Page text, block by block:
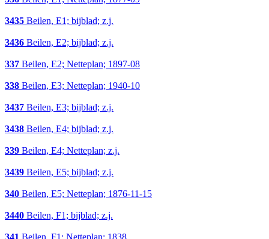
3435 Beilen, E1; bijblad; z.j.
3436 Beilen, E2; bijblad; z.j.
337 Beilen, E2; Netteplan; 1897-08
338 Beilen, E3; Netteplan; 1940-10
3437 Beilen, E3; bijblad; z.j.
3438 Beilen, E4; bijblad; z.j.
339 Beilen, E4; Netteplan; z.j.
3439 Beilen, E5; bijblad; z.j.
340 Beilen, E5; Netteplan; 1876-11-15
3440 Beilen, F1; bijblad; z.j.